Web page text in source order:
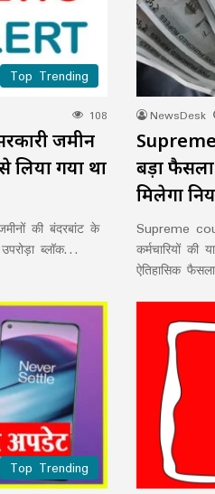
Top Trending
108
जमीन
लिया गया था
की बंदरबांट के
ब्लॉक…
NewsDesk
बड़ा
मिलेगा
Supreme
कर्मचारियों
ऐतिहासिक
Top Trending